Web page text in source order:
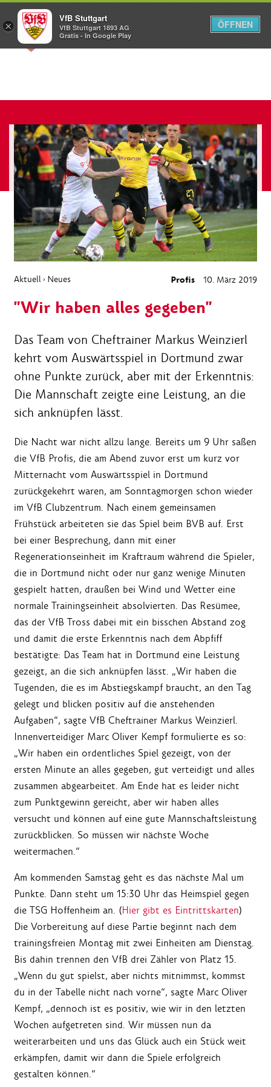
Menü
Aktuell › Neues Profis 10. März 2019
"Wir haben alles gegeben"
Das Team von Cheftrainer Markus Weinzierl
kehrt vom Auswärtsspiel in Dortmund zwar
ohne Punkte zurück, aber mit der Erkenntnis:
Die Mannschaft zeigte eine Leistung, an die
sich anknüpfen lässt.
Die Nacht war nicht allzu lange. Bereits um 9 Uhr saßen
die VfB Profis, die am Abend zuvor erst um kurz vor
Mitternacht vom Auswärtsspiel in Dortmund
zurückgekehrt waren, am Sonntagmorgen schon wieder
im VfB Clubzentrum. Nach einem gemeinsamen
Frühstück arbeiteten sie das Spiel beim BVB auf. Erst
bei einer Besprechung, dann mit einer
Regenerationseinheit im Kraftraum während die Spieler,
die in Dortmund nicht oder nur ganz wenige Minuten
gespielt hatten, draußen bei Wind und Wetter eine
normale Trainingseinheit absolvierten. Das Resümee,
das der VfB Tross dabei mit ein bisschen Abstand zog
und damit die erste Erkenntnis nach dem Abpfiff
bestätigte: Das Team hat in Dortmund eine Leistung
gezeigt, an die sich anknüpfen lässt. „Wir haben die
Tugenden, die es im Abstiegskampf braucht, an den Tag
gelegt und blicken positiv auf die anstehenden
Aufgaben“, sagte VfB Cheftrainer Markus Weinzierl.
Innenverteidiger Marc Oliver Kempf formulierte es so:
„Wir haben ein ordentliches Spiel gezeigt, von der
ersten Minute an alles gegeben, gut verteidigt und alles
zusammen abgearbeitet. Am Ende hat es leider nicht
zum Punktgewinn gereicht, aber wir haben alles
versucht und können auf eine gute Mannschaftsleistung
zurückblicken. So müssen wir nächste Woche
weitermachen.“
Am kommenden Samstag geht es das nächste Mal um
Punkte. Dann steht um 15:30 Uhr das Heimspiel gegen
die TSG Hoffenheim an. (Hier gibt es Eintrittskarten)
Die Vorbereitung auf diese Partie beginnt nach dem
trainingsfreien Montag mit zwei Einheiten am Dienstag.
Bis dahin trennen den VfB drei Zähler von Platz 15.
„Wenn du gut spielst, aber nichts mitnimmst, kommst
du in der Tabelle nicht nach vorne“, sagte Marc Oliver
Kempf, „dennoch ist es positiv, wie wir in den letzten
Wochen aufgetreten sind. Wir müssen nun da
weiterarbeiten und uns das Glück auch ein Stück weit
erkämpfen, damit wir dann die Spiele erfolgreich
gestalten können.“
×
VfB Stuttgart
VfB Stuttgart 1893 AG
Gratis - In Google Play
ÖFFNEN